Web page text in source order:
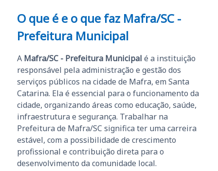
O que é e o que faz Mafra/SC -
Prefeitura Municipal
A Mafra/SC - Prefeitura Municipal é a instituição
responsável pela administração e gestão dos
serviços públicos na cidade de Mafra, em Santa
Catarina. Ela é essencial para o funcionamento da
cidade, organizando áreas como educação, saúde,
infraestrutura e segurança. Trabalhar na
Prefeitura de Mafra/SC significa ter uma carreira
estável, com a possibilidade de crescimento
profissional e contribuição direta para o
desenvolvimento da comunidade local.